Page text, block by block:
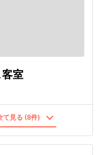
室
て見る (8件)